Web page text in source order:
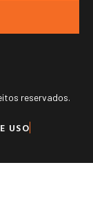
reservados.
USO